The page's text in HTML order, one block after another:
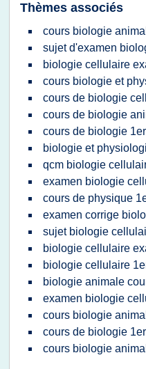
Thèmes associés
cours biologie
sujet d'examen
biologie cellulaire
cours biologie et
cours de biologie
cours de biologie
cours de biologie
biologie et
qcm biologie
examen biologie
cours de physique
examen corrige
sujet biologie
biologie cellulaire
biologie cellulaire
biologie animale
examen biologie
cours biologie
cours de biologie
cours biologie